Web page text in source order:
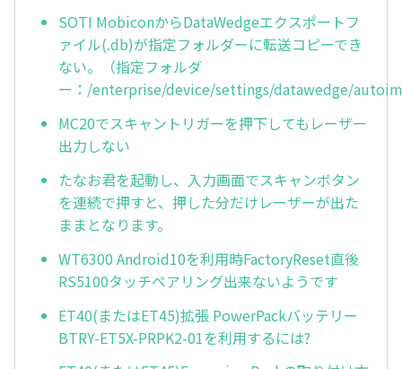
SOTI MobiconからDataWedgeエクスポートフ
ァイル(.db)が指定フォルダーに転送コピーでき
ない。（指定フォルダ
ー：/enterprise/device/settings/datawedge/
MC20でスキャントリガーを押下してもレーザー
出力しない
たなお君を起動し、入力画面でスキャンボタン
を連続で押すと、押した分だけレーザーが出た
ままとなります。
WT6300 Android10を利用時FactoryReset直後
RS5100タッチペアリング出来ないようです
ET40(またはET45)拡張 PowerPackバッテリー
BTRY-ET5X-PRPK2-01を利用するには?